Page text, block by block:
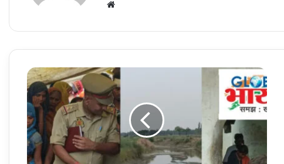
नदी
मे
डूबने
से
4
मासूम
बेटियों
की